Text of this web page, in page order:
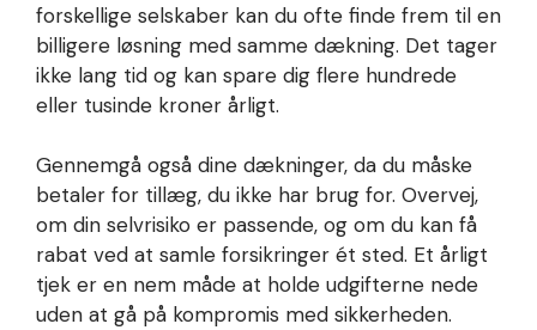
forskellige selskaber kan du ofte finde frem til en
billigere løsning med samme dækning. Det tager
ikke lang tid og kan spare dig flere hundrede
eller tusinde kroner årligt.
Gennemgå også dine dækninger, da du måske
betaler for tillæg, du ikke har brug for. Overvej,
om din selvrisiko er passende, og om du kan få
rabat ved at samle forsikringer ét sted. Et årligt
tjek er en nem måde at holde udgifterne nede
uden at gå på kompromis med sikkerheden.